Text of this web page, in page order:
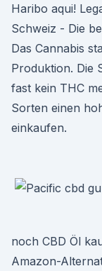
Haribo aqui!
Schweiz - Die
Das Cannabis
Produktion. Die
fast kein THC
Sorten einen
einkaufen.
noch CBD Öl
Amazon-